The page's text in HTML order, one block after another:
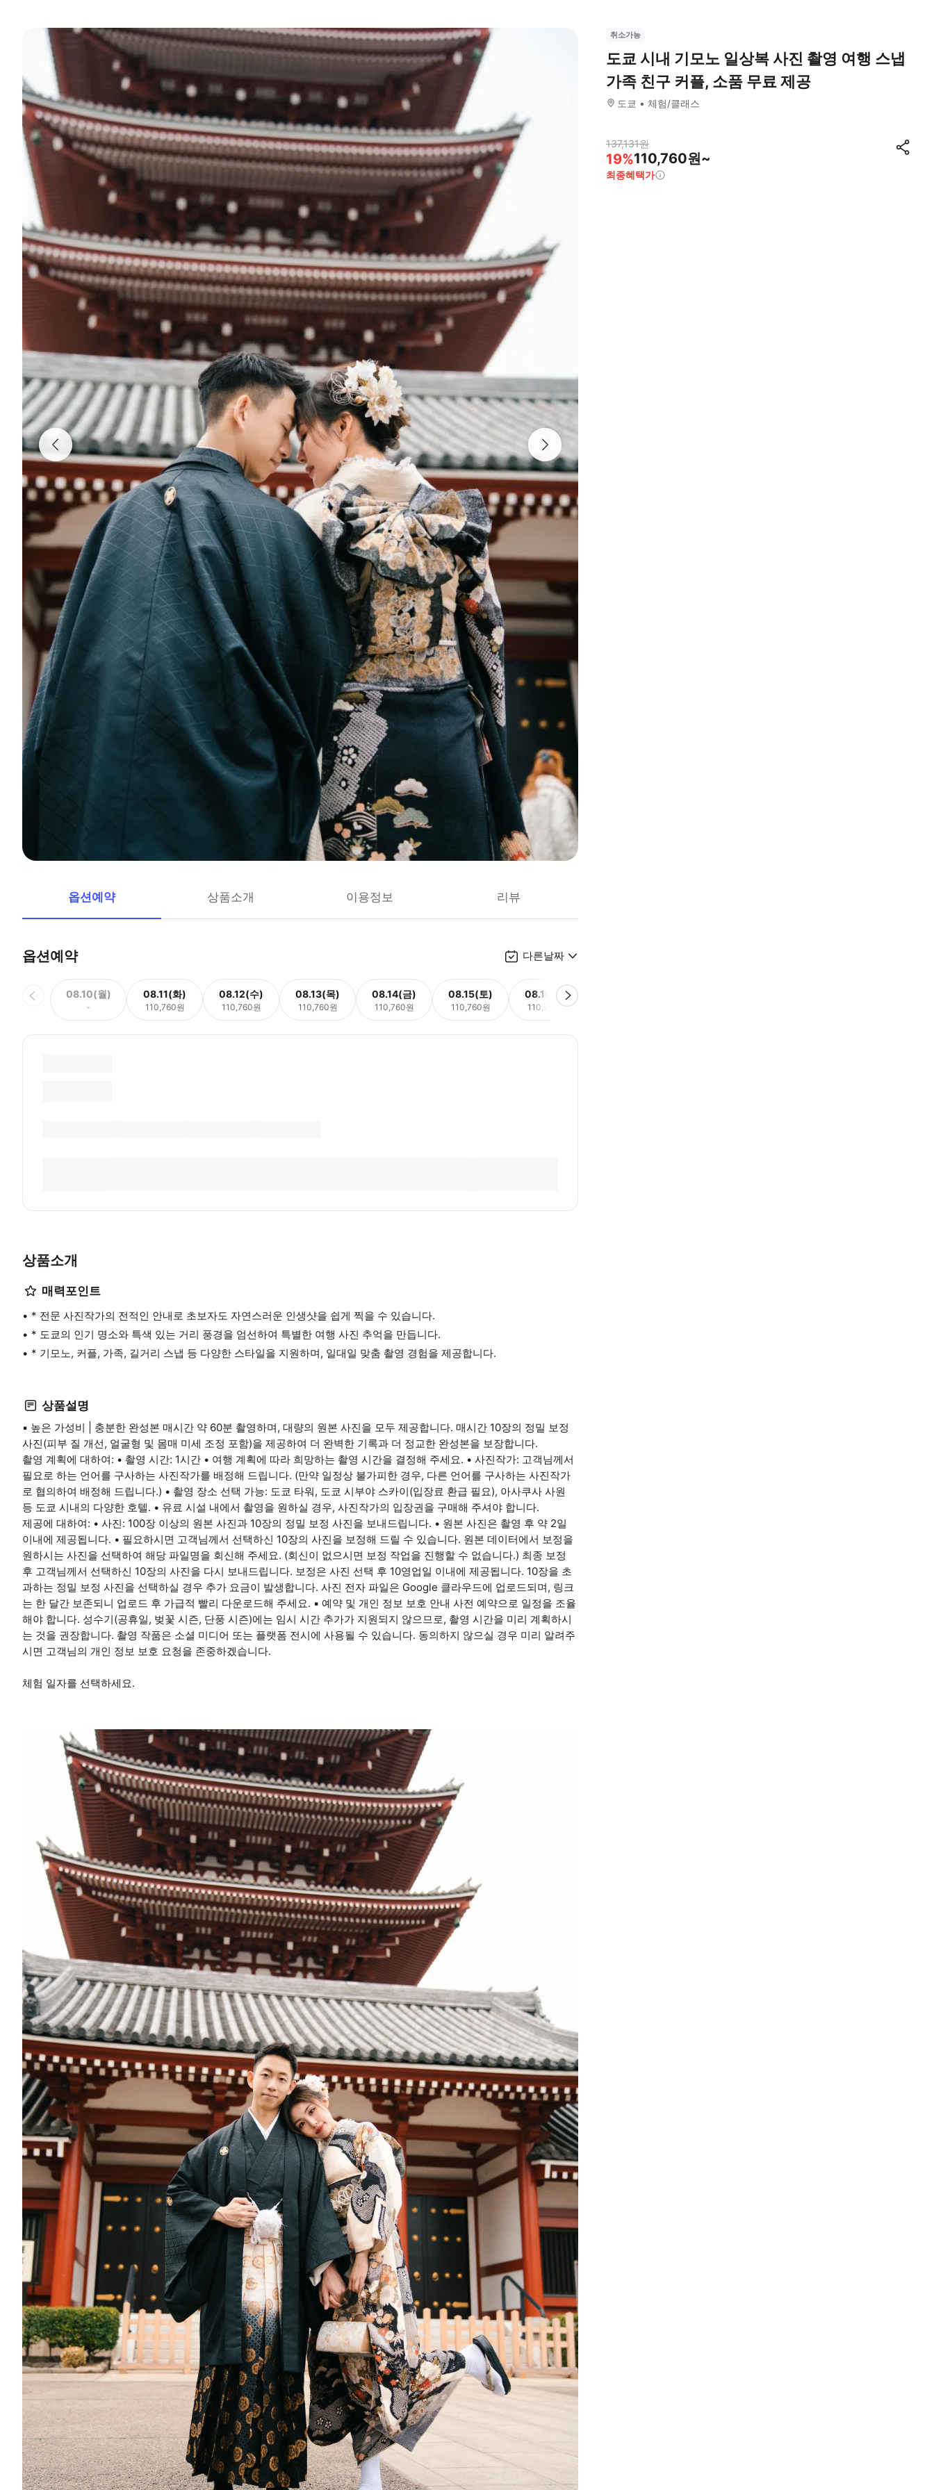
옵션예약 상품소개 이용정보 리뷰
옵션예약 다른날짜
08.10(월)
-
08.11(화)
110,760원
08.12(수)
110,760원
08.13(목)
110,760원
08.14(금)
110,760원
08.15(토)
110,760원
08.16(일)
110,760원
상품소개
매력포인트
* 전문 사진작가의 전적인 안내로 초보자도 자연스러운 인생샷을 쉽게 찍을 수 있습니다.
* 도쿄의 인기 명소와 특색 있는 거리 풍경을 엄선하여 특별한 여행 사진 추억을 만듭니다.
* 기모노, 커플, 가족, 길거리 스냅 등 다양한 스타일을 지원하며, 일대일 맞춤 촬영 경험을 제공합니다.
상품설명
▪ 높은 가성비 | 충분한 완성본 매시간 약 60분 촬영하며, 대량의 원본 사진을 모두 제공합니다. 매시간 10장의 정밀 보정
사진(피부 질 개선, 얼굴형 및 몸매 미세 조정 포함)을 제공하여 더 완벽한 기록과 더 정교한 완성본을 보장합니다.
촬영 계획에 대하여: • 촬영 시간: 1시간 • 여행 계획에 따라 희망하는 촬영 시간을 결정해 주세요. • 사진작가: 고객님께서
필요로 하는 언어를 구사하는 사진작가를 배정해 드립니다. (만약 일정상 불가피한 경우, 다른 언어를 구사하는 사진작가
로 협의하여 배정해 드립니다.) • 촬영 장소 선택 가능: 도쿄 타워, 도쿄 시부야 스카이(입장료 환급 필요), 아사쿠사 사원
등 도쿄 시내의 다양한 호텔. • 유료 시설 내에서 촬영을 원하실 경우, 사진작가의 입장권을 구매해 주셔야 합니다.
제공에 대하여: • 사진: 100장 이상의 원본 사진과 10장의 정밀 보정 사진을 보내드립니다. • 원본 사진은 촬영 후 약 2일
이내에 제공됩니다. • 필요하시면 고객님께서 선택하신 10장의 사진을 보정해 드릴 수 있습니다. 원본 데이터에서 보정을
원하시는 사진을 선택하여 해당 파일명을 회신해 주세요. (회신이 없으시면 보정 작업을 진행할 수 없습니다.) 최종 보정
후 고객님께서 선택하신 10장의 사진을 다시 보내드립니다. 보정은 사진 선택 후 10영업일 이내에 제공됩니다. 10장을 초
과하는 정밀 보정 사진을 선택하실 경우 추가 요금이 발생합니다. 사진 전자 파일은 Google 클라우드에 업로드되며, 링크
는 한 달간 보존되니 업로드 후 가급적 빨리 다운로드해 주세요. ▪ 예약 및 개인 정보 보호 안내 사전 예약으로 일정을 조율
해야 합니다. 성수기(공휴일, 벚꽃 시즌, 단풍 시즌)에는 임시 시간 추가가 지원되지 않으므로, 촬영 시간을 미리 계획하시
는 것을 권장합니다. 촬영 작품은 소셜 미디어 또는 플랫폼 전시에 사용될 수 있습니다. 동의하지 않으실 경우 미리 알려주
시면 고객님의 개인 정보 보호 요청을 존중하겠습니다.
체험 일자를 선택하세요.
취소가능
도쿄 시내 기모노 일상복 사진 촬영 여행 스냅
가족 친구 커플, 소품 무료 제공
도쿄 체험/클래스
137,131원
19%110,760원~
최종혜택가